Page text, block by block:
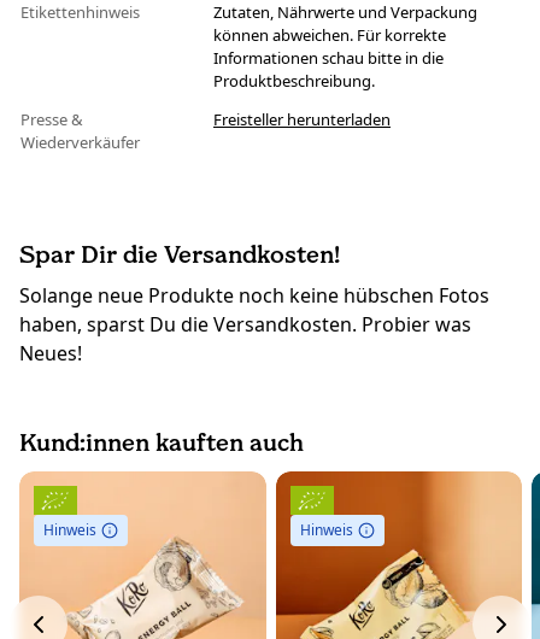
Etikettenhinweis
Zutaten, Nährwerte und Verpackung
können abweichen. Für korrekte
Informationen schau bitte in die
Produktbeschreibung.
Presse &
Wiederverkäufer
Freisteller herunterladen
Spar Dir die Versandkosten!
Solange neue Produkte noch keine hübschen Fotos
haben, sparst Du die Versandkosten. Probier was
Neues!
Kund:innen kauften auch
Hinweis Hinweis